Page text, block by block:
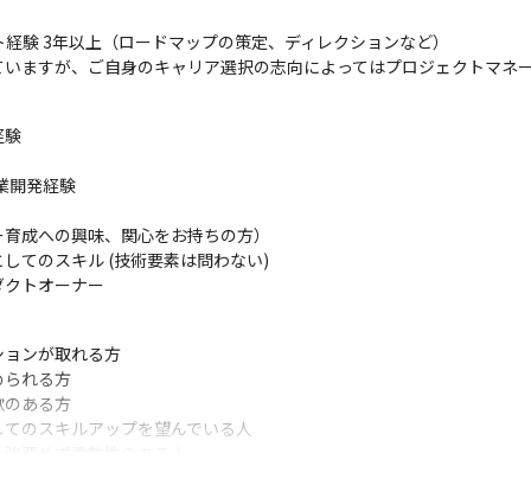
、Miro、コミュニケーションツールはSlackやTeams、オンラ
で、自分の意見をプロダクトに反映できます
ンの提供まで行うので、ユーザーファーストな開発を進めることがで
の成長を感じやすいです
わたり、将来のキャリアプランに応じて希望する業務ができます
チームを組み、プロジェクトを進めていきます。
だけでなく、プロジェクト全体の進め方なども
す！
当社エンジニアの強みです。
験 3年以上（ロードマップの策定、ディレクションなど）
すが、ご自身のキャリア選択の志向によってはプロジェクトマネ
験
開発経験
成への興味、関心をお持ちの方）
てのスキル (技術要素は問わない)
トオーナー
ンが取れる方
れる方
ある方
のスキルアップを望んでいる人